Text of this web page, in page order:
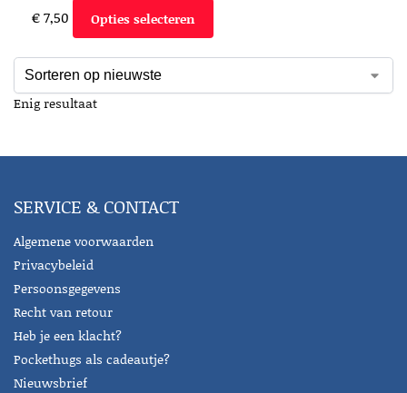
€7,50 Opties selecteren
Enig resultaat
SERVICE & CONTACT
Algemene voorwaarden
Privacybeleid
Persoonsgegevens
Recht van retour
Heb je een klacht?
Pockethugs als cadeautje?
Nieuwsbrief